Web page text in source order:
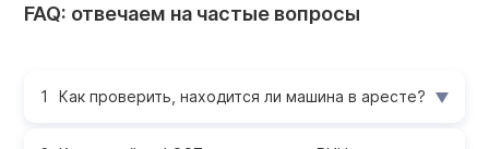
FAQ: отвечаем на частые вопросы
Как проверить, находится ли машина в аресте?